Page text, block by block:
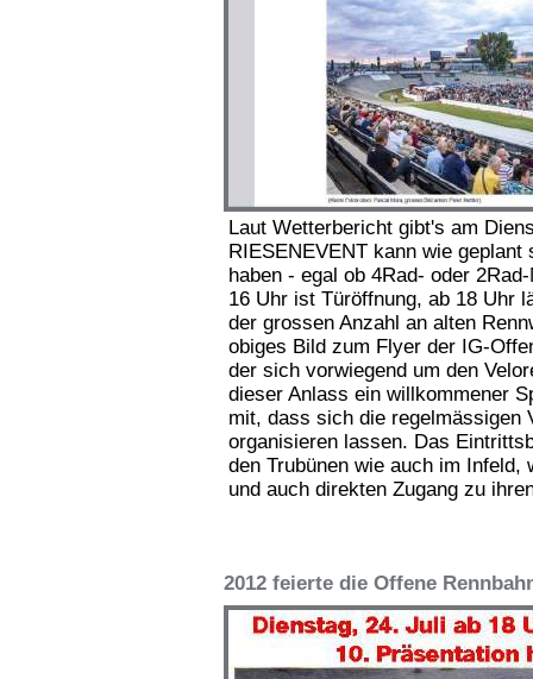
Laut Wetterbericht gibt's am
RIESENEVENT kann wie
haben - egal ob 4Rad- oder
16 Uhr ist Türöffnung, ab 18 Uhr
der grossen Anzahl an alten
obiges Bild zum Flyer der IG-
der sich vorwiegend um den
dieser Anlass ein willkommener
mit, dass sich die regelmässigen
organisieren lassen. Das
den Trubünen wie auch im Infeld,
und auch direkten Zugang zu
2012 feierte die Offene